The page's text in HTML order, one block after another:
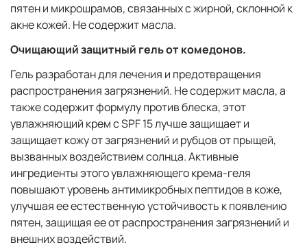
пятен и микрошрамов, связанных с жирной, склонной к
акне кожей. Не содержит масла.
Очищающий защитный гель от комедонов.
Гель разработан для лечения и предотвращения
распространения загрязнений. Не содержит масла, а
также содержит формулу против блеска, этот
увлажняющий крем с SPF 15 лучше защищает и
защищает кожу от загрязнений и рубцов от прыщей,
вызванных воздействием солнца. Активные
ингредиенты этого увлажняющего крема-геля
повышают уровень антимикробных пептидов в коже,
улучшая ее естественную устойчивость к появлению
пятен, защищая ее от распространения загрязнений и
внешних воздействий.